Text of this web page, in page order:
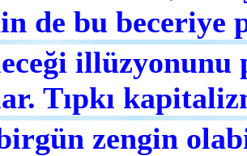
de bu beceriye
illüzyonunu
Tıpkı
zengin